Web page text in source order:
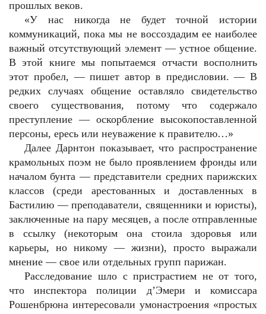
прошлых веков.
«У нас никогда не будет точной истории
коммуникаций, пока мы не воссоздадим ее наиболее
важный отсутствующий элемент — устное общение.
В этой книге мы попытаемся отчасти восполнить
этот пробел, — пишет автор в предисловии. — В
редких случаях общение оставляло свидетельство
своего существования, потому что содержало
преступление — оскорбление высокопоставленной
персоны, ересь или неуважение к правителю…»
Далее Дарнтон показывает, что распространение
крамольных поэм не было проявлением фронды или
началом бунта — представители средних парижских
классов (среди арестованных и доставленных в
Бастилию — преподаватели, священники и юристы),
заключенные на пару месяцев, а после отправленные
в ссылку (некоторым она стоила здоровья или
карьеры, но никому — жизни), просто выражали
мнение — свое или отдельных групп парижан.
Расследование шло с пристрастием не от того,
что инспектора полиции д’Эмери и комиссара
Рошенбрюна интересовали умонастроения «простых